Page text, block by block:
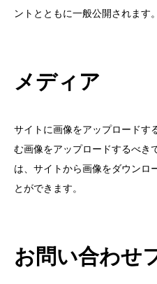
ントとともに一般公開されます。
メディア
サイトに画像をアップロードす
む画像をアップロードするべき
は、サイトから画像をダウンロ
とができます。
お問い合わせ